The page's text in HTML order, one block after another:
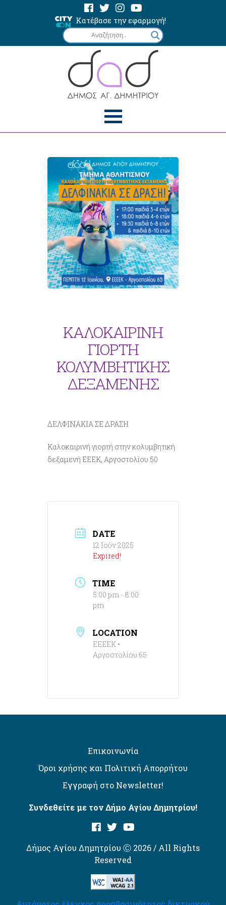
Κατέβασε την εφαρμογή!
ΚΑΛΟΚΑΙΡΙΝΗ
ΓΙΟΡΤΗ
ΚΟΛΥΜΒΗΤΙΚΗΣ
ΔΕΞΑΜΕΝΗΣ
ΔΕΛΦΙΝΑΚΙΑ ΣΕ ΔΡΑΣΗ
Καλοκαιρινή γιορτή στην κολυμβητική
δεξαμενή ΕΕΕΚ, Αργοστολίου 50
DATE
12 Ιούν 2025
Expired!
TIME
5:00 pm - 8:00
pm
LOCATION
ΕΕΕΕΚ •
Αργοστολίου 65
Επικοινωνία
Όροι χρήσης και Πολιτική Απορρήτου
Εγγραφή στο Newsletter!
Συνδεθείτε με τον Δήμο Αγίου Δημητρίου!
Δήμος Αγίου Δημητρίου Ⓒ 2026 / All Rights
Reserved